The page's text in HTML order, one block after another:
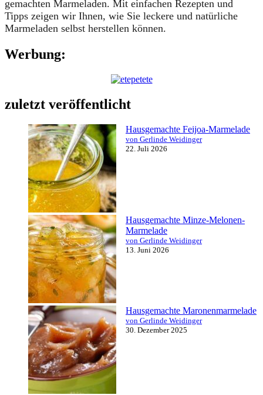
gemachten Marmeladen. Mit einfachen Rezepten und
Tipps zeigen wir Ihnen, wie Sie leckere und natürliche
Marmeladen selbst herstellen können.
Werbung:
zuletzt veröffentlicht
Hausgemachte Feijoa-Marmelade
von Gerlinde Weidinger
22. Juli 2026
Hausgemachte Minze-Melonen-
Marmelade
von Gerlinde Weidinger
13. Juni 2026
Hausgemachte Maronenmarmelade
von Gerlinde Weidinger
30. Dezember 2025